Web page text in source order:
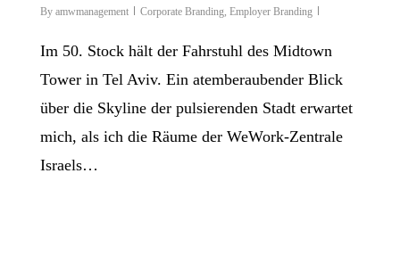
By amwmanagement Corporate Branding Employer Branding
Im 50. Stock hält der Fahrstuhl des Midtown
Tower in Tel Aviv. Ein atemberaubender Blick
über die Skyline der pulsierenden Stadt erwartet
mich, als ich die Räume der WeWork-Zentrale
Israels…